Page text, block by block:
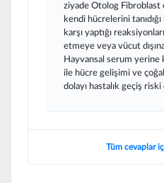
ziyade Otolog
kendi hücrelerini
karşı yaptığı
etmeye veya vücut
Hayvansal serum
ile hücre gelişimi ve
dolayı hastalık geçiş
Tüm cevaplar